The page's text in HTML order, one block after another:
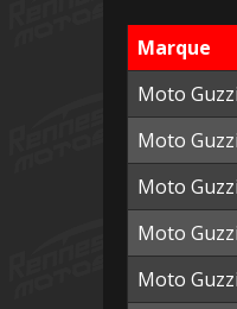
Marque
Moto Guzzi
Moto Guzzi
Moto Guzzi
Moto Guzzi
Moto Guzzi